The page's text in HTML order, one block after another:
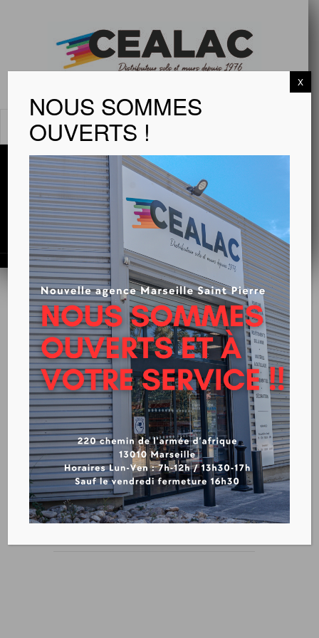
MENU
Mise en oeuvre Système
ITE
Télécharger la fiche produit
NOUS SOMMES
OUVERTS !
X